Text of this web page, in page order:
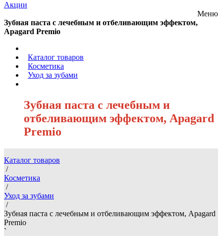
Акции
Меню
Зубная паста с лечебным и отбеливающим эффектом,
Apagard Premio
Каталог товаров
Косметика
Уход за зубами
Зубная паста с лечебным и
отбеливающим эффектом, Apagard
Premio
Каталог товаров
/
Косметика
/
Уход за зубами
/
Зубная паста с лечебным и отбеливающим эффектом, Apagard
Premio
`